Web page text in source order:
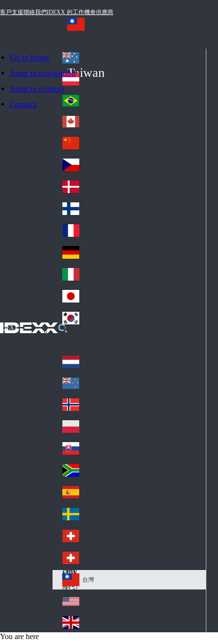
Go to home
Jump to navigation
Jump to content
Contact
客戶支援聯絡我們IDEXX 的工作機會供應商
IDEXX
Taiwan
Au
str
ali
a
Au
stri
a
Br
azi
l
Ca
na
da
Ch
ina
Cz
ec
h
De
nm
ark
Fin
d
Fra
nc
e
Ge
an
y
Ital
y
Jap
an
Ko
Lat
in
A
me
ric
a
Ne
the
rla
nd
s
Ne
w
Ze
ala
nd
No
rw
ay
Pol
an
d
Slo
va
kia
So
uth
Af
ric
a
Sp
ain
Sw
ed
en
Sw
itz
erl
an
d
Sw
itz
erl
an
d
Tai
wa
n
台灣
A
Un
You are here